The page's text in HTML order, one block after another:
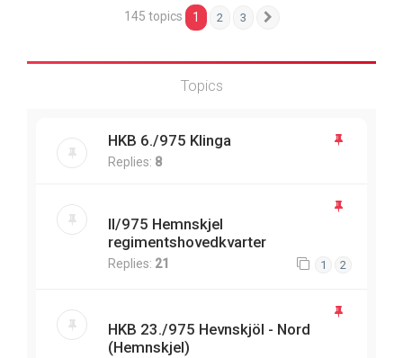
145 topics 1 2 3
Topics
HKB 6./975 Klinga
Replies: 8
II/975 Hemnskjel
regimentshovedkvarter
Replies: 21 1 2
HKB 23./975 Hevnskjöl - Nord
(Hemnskjel)